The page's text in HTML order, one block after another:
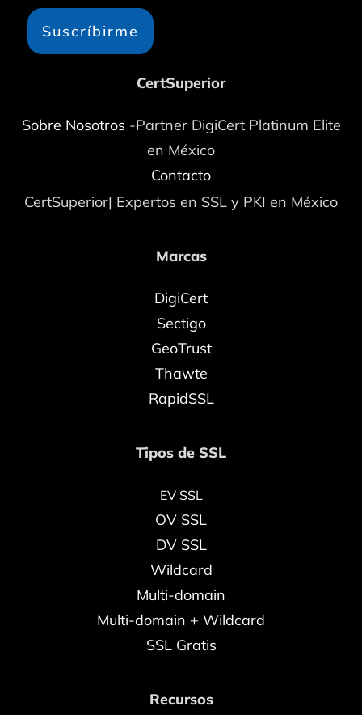
Suscríbirme
CertSuperior
Sobre Nosotros -Partner DigiCert Platinum Elite
en México
Contacto
CertSuperior| Expertos en SSL y PKI en México
Marcas
DigiCert
Sectigo
GeoTrust
Thawte
RapidSSL
Tipos de SSL
EV SSL
OV SSL
DV SSL
Wildcard
Multi-domain
Multi-domain + Wildcard
SSL Gratis
Recursos